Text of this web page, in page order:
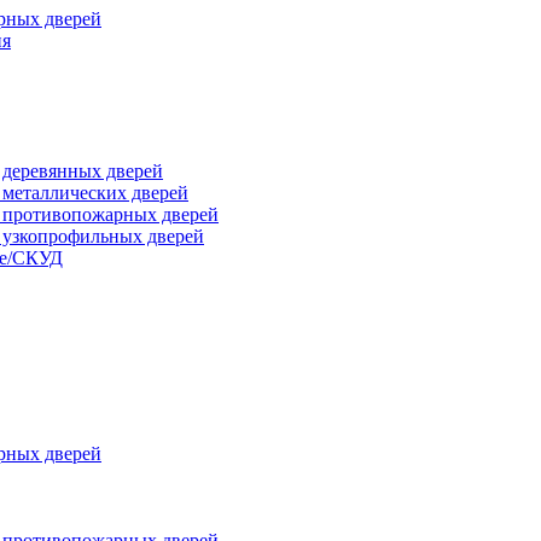
дверей
дверей
дверей
дверей
дверей
СКУД
дверей